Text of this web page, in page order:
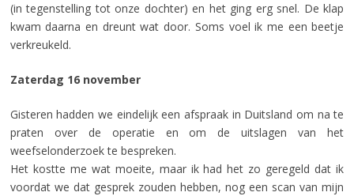
(in tegenstelling tot onze dochter) en het ging erg snel. De klap
kwam daarna en dreunt wat door. Soms voel ik me een beetje
verkreukeld.
Zaterdag 16 november
Gisteren hadden we eindelijk een afspraak in Duitsland om na te
praten over de operatie en om de uitslagen van het
weefselonderzoek te bespreken.
Het kostte me wat moeite, maar ik had het zo geregeld dat ik
voordat we dat gesprek zouden hebben, nog een scan van mijn